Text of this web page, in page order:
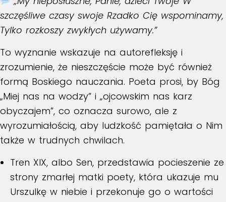
szczęśliwe czasy swoje Rzadko Cię wspominamy,
Tylko rozkoszy zwykłych używamy.”
To wyznanie wskazuje na autorefleksję i
zrozumienie, że nieszczęście może być również
formą Boskiego nauczania. Poeta prosi, by Bóg
„Miej nas na wodzy” i „ojcowskim nas karz
obyczajem”, co oznacza surowo, ale z
wyrozumiałością, aby ludzkość pamiętała o Nim
także w trudnych chwilach.
Tren XIX, albo Sen, przedstawia pocieszenie ze
strony zmarłej matki poety, która ukazuje mu
Urszulkę w niebie i przekonuje go o wartości